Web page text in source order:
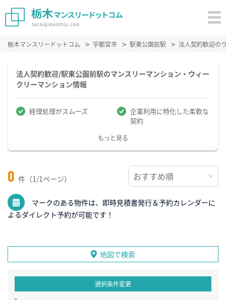
栃木マンスリードットコム 宇都宮市 駅東公園前駅 法人契約歓迎の
法人契約歓迎/駅東公園前駅のマンスリーマンション・ウィー
クリーマンション情報
経理処理がスムーズ
企業利用に特化した柔軟な
契約
もっと見る
0 件（1/1ページ）
マークのある物件は、即時見積書発行＆予約カレンダーに
よるダイレクト予約が可能です！
地図で検索
選択条件変更